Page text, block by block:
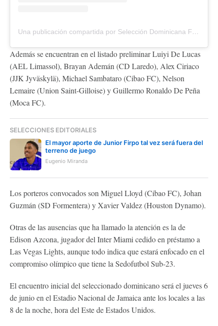
Una publicación compartida por Selección Dominicana Fútbol (@sedofutbol)
Además se encuentran en el listado preliminar Luiyi De Lucas
(AEL Limassol), Brayan Ademán (CD Laredo), Alex Ciriaco
(JJK Jyväskylä), Michael Sambataro (Cibao FC), Nelson
Lemaire (Union Saint-Gilloise) y Guillermo Ronaldo De Peña
(Moca FC).
SELECCIONES EDITORIALES
El mayor aporte de Junior Firpo tal vez será fuera del
terreno de juego
Eugenio Miranda
Los porteros convocados son Miguel Lloyd (Cibao FC), Johan
Guzmán (SD Formentera) y Xavier Valdez (Houston Dynamo).
Otras de las ausencias que ha llamado la atención es la de
Edison Azcona, jugador del Inter Miami cedido en préstamo a
Las Vegas Lights, aunque todo indica que estará enfocado en el
compromiso olímpico que tiene la Sedofutbol Sub-23.
El encuentro inicial del seleccionado dominicano será el jueves 6
de junio en el Estadio Nacional de Jamaica ante los locales a las
8 de la noche, hora del Este de Estados Unidos.